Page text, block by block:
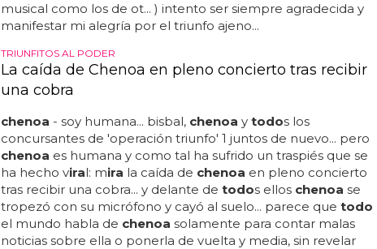
musical como los de ot... ) intento ser siempre agradecida y
manifestar mi alegría por el triunfo ajeno...
TRIUNFITOS AL PODER
La caída de Chenoa en pleno concierto tras recibir
una cobra
chenoa - soy humana... bisbal, chenoa y todos los
concursantes de 'operación triunfo' 1 juntos de nuevo... pero
chenoa es humana y como tal ha sufrido un traspiés que se
ha hecho viral: mira la caída de chenoa en pleno concierto
tras recibir una cobra... y delante de todos ellos chenoa se
tropezó con su micrófono y cayó al suelo... parece que todo
el mundo habla de chenoa solamente para contar malas
noticias sobre ella o ponerla de vuelta y media, sin revelar